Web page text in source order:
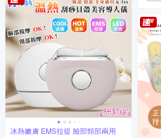
冰熱嫩膚 EMS拉提 臉部頸部兩用